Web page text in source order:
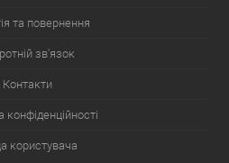
та повернення
зв'язок
Контакти
конфіденційності
користувача